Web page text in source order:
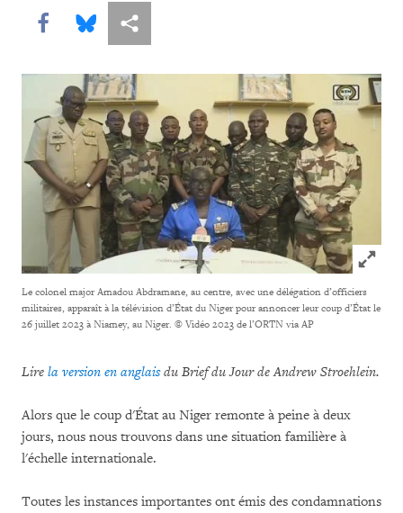
Share this via Facebook
Share this via Bluesky
Share this via Partagez
Click to
Le colonel major Amadou Abdramane, au centre, avec une délégation d’officiers
militaires, apparaît à la télévision d’État du Niger pour annoncer leur coup d’État le
26 juillet 2023 à Niamey, au Niger. © Vidéo 2023 de l’ORTN via AP
Lire la version en anglaisdu Brief du Jour de Andrew Stroehlein.
Alors que le coup d'État au Niger remonte à peine à deux
jours, nous nous trouvons dans une situation familière à
l'échelle internationale.
Toutes les instances importantes ont émis des condamnations